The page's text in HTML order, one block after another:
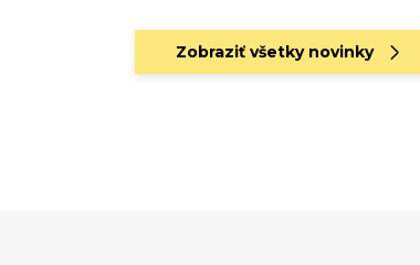
Zobraziť všetky novinky